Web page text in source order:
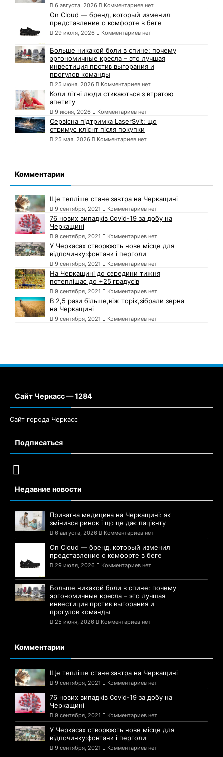
6 августа, 2026 Комментариев нет
On Cloud — бренд, который изменил
представление о комфорте в беге
29 июля, 2026 Комментариев нет
Больше никакой боли в спине: почему
эргономичные кресла – это лучшая
инвестиция против выгорания и
прогулов команды
25 июня, 2026 Комментариев нет
Коли літні люди стикаються з втратою
апетиту
9 июня, 2026 Комментариев нет
Сервісна підтримка LaserSvit: що
отримує клієнт після покупки
25 мая, 2026 Комментариев нет
Комментарии
Ще тепліше стане завтра на Черкащині
9 сентября, 2021 Комментариев нет
76 нових випадків Covid-19 за добу на
Черкащині
9 сентября, 2021 Комментариев нет
У Черкасах створюють нове місце для
відпочинку:фонтани і перголи
9 сентября, 2021 Комментариев нет
На Черкащині до середини тижня
потеплішає до +25 градусів
9 сентября, 2021 Комментариев нет
В 2,5 рази більше,ніж торік,зібрали зерна
на Черкащині
9 сентября, 2021 Комментариев нет
Сайт Черкасс — 1284
Сайт города Черкасс
Подписаться
Недавние новости
Приватна медицина на Черкащині: як
змінився ринок і що це дає пацієнту
6 августа, 2026 Комментариев нет
On Cloud — бренд, который изменил
представление о комфорте в беге
29 июля, 2026 Комментариев нет
Больше никакой боли в спине: почему
эргономичные кресла – это лучшая
инвестиция против выгорания и
прогулов команды
25 июня, 2026 Комментариев нет
Комментарии
Ще тепліше стане завтра на Черкащині
9 сентября, 2021 Комментариев нет
76 нових випадків Covid-19 за добу на
Черкащині
9 сентября, 2021 Комментариев нет
У Черкасах створюють нове місце для
відпочинку:фонтани і перголи
9 сентября, 2021 Комментариев нет